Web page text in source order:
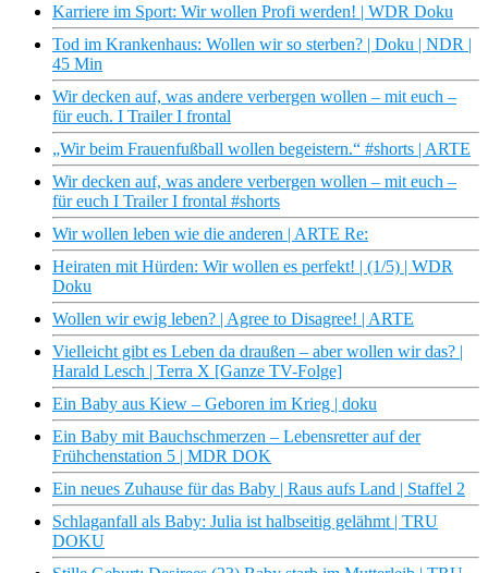
Karriere im Sport: Wir wollen Profi werden! | WDR Doku
Tod im Krankenhaus: Wollen wir so sterben? | Doku | NDR |
45 Min
Wir decken auf, was andere verbergen wollen – mit euch –
für euch. I Trailer I frontal
„Wir beim Frauenfußball wollen begeistern.“ #shorts | ARTE
Wir decken auf, was andere verbergen wollen – mit euch –
für euch I Trailer I frontal #shorts
Wir wollen leben wie die anderen | ARTE Re:
Heiraten mit Hürden: Wir wollen es perfekt! | (1/5) | WDR
Doku
Wollen wir ewig leben? | Agree to Disagree! | ARTE
Vielleicht gibt es Leben da draußen – aber wollen wir das? |
Harald Lesch | Terra X [Ganze TV-Folge]
Ein Baby aus Kiew – Geboren im Krieg | doku
Ein Baby mit Bauchschmerzen – Lebensretter auf der
Frühchenstation 5 | MDR DOK
Ein neues Zuhause für das Baby | Raus aufs Land | Staffel 2
Schlaganfall als Baby: Julia ist halbseitig gelähmt | TRU
DOKU